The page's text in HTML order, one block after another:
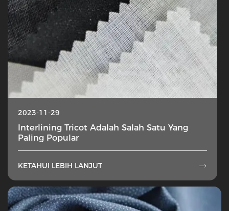
2023-11-29
Interlining Tricot Adalah Salah Satu Yang
Paling Popular
KETAHUI LEBIH LANJUT 